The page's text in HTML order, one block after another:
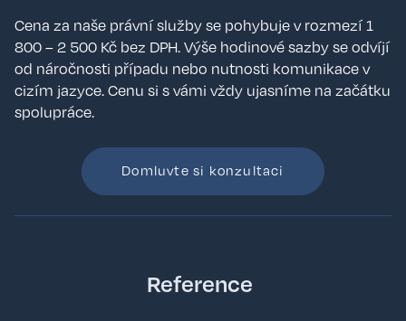
Cena za naše právní služby se pohybuje v rozmezí 1
800 – 2 500 Kč bez DPH. Výše hodinové sazby se odvíjí
od náročnosti případu nebo nutnosti komunikace v
cizím jazyce. Cenu si s vámi vždy ujasníme na začátku
spolupráce.
Domluvte si konzultaci
Reference